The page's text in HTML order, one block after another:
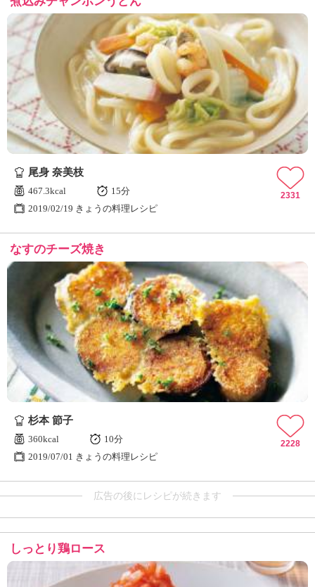
尾身 奈美枝
467.3kcal
15分
2019/02/19 きょうの料理レシピ
2331
なすのチーズ焼き
杉本 節子
360kcal
10分
2019/07/01 きょうの料理レシピ
2228
広告の後にレシピが続きます
しっとり鶏ロース